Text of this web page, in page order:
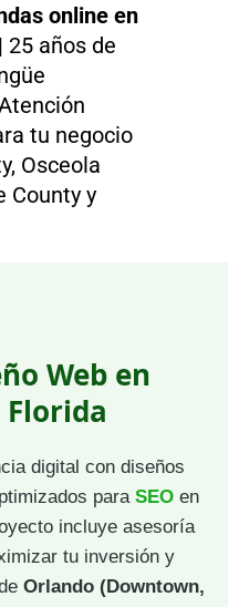
online en
| 25 años de
tu negocio
Osceola
County y
Web en
digital con diseños
para SEO en
incluye asesoría
tu inversión y
Orlando (Downtown,